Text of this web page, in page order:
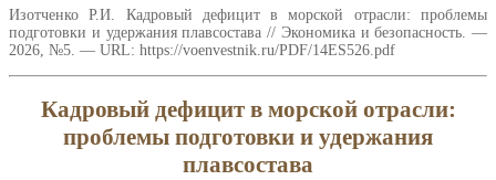
Изотченко Р.И. Кадровый дефицит в морской отрасли: проблемы
подготовки и удержания плавсостава // Экономика и безопасность. —
2026, №5. — URL: https://voenvestnik.ru/PDF/14ES526.pdf
Кадровый дефицит в морской отрасли:
проблемы подготовки и удержания
плавсостава